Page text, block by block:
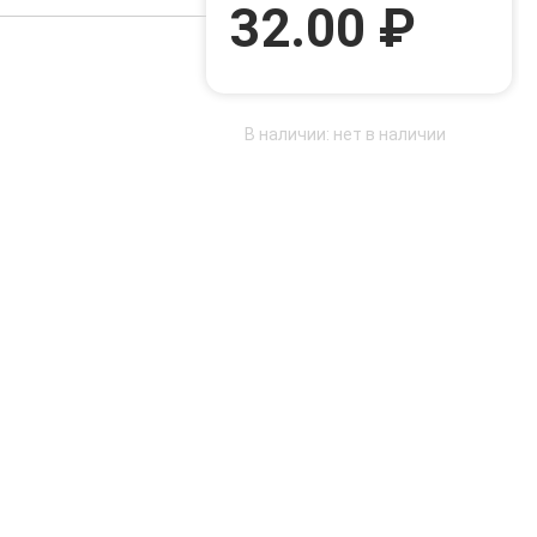
32.00 ₽
В наличии: нет в наличии